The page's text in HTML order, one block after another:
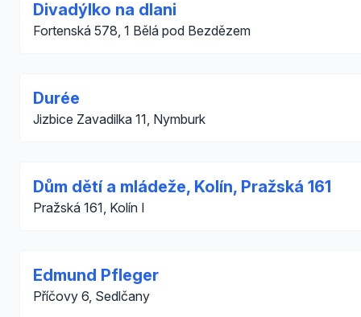
Divadýlko na dlani
Fortenská 578, 1 Bělá pod Bezdězem
Durée
Jizbice Zavadilka 11, Nymburk
Dům dětí a mládeže, Kolín, Pražská 161
Pražská 161, Kolín I
Edmund Pfleger
Příčovy 6, Sedlčany